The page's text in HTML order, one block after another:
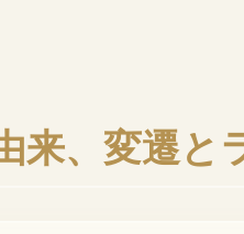
来、変遷と